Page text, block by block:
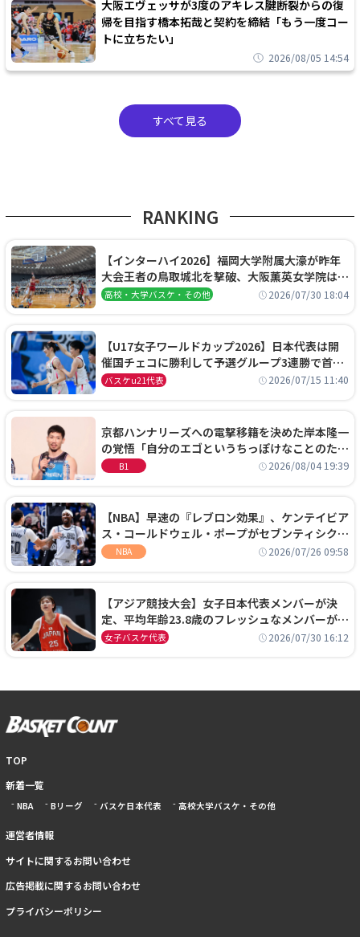
大阪エヴェッサが3度のアキレス腱断裂からの復
帰を目指す橋本拓哉と契約を締結「もう一度コー
トに立ちたい」
2026/08/05 14:54
すべて見る
RANKING
【インターハイ2026】福岡大学附属大濠が昨年
大会王者の鳥取城北を撃破、大阪薫英女学院は岐
阜女子に完勝、大会3日目試合結果
高校・大学バスケ・その他 2026/07/30 18:04
【U17女子ワールドカップ2026】日本代表は開
催国チェコに勝利して予選グループ3連勝で首位
通過！準々決勝の相手はエジプトに決定
バスケu21代表 2026/07/15 11:40
京都ハンナリーズへの電撃移籍を決めた岸本隆一
の覚悟「自分のエゴというちっぽけなことのため
に、京都に来たわけではない」
B1 2026/08/04 19:39
【NBA】早速の『レブロン効果』、ケンテイビア
ス・コールドウェル・ポープがセブンティシクサ
ーズに1年契約で加入
NBA 2026/07/26 09:58
【アジア競技大会】女子日本代表メンバーが決
定、平均年齢23.8歳のフレッシュなメンバーが日
本開催の大舞台で頂点を狙う
女子バスケ代表 2026/07/30 16:12
TOP
新着一覧
NBA Bリーグ バスケ日本代表 高校大学バスケ・その他
運営者情報
サイトに関するお問い合わせ
広告掲載に関するお問い合わせ
プライバシーポリシー